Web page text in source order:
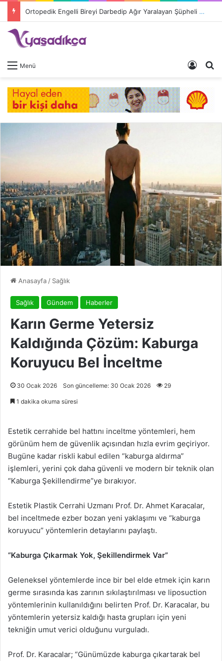
Ortopedik Engelli Bireyi Darbedip Ağır Yaralayan Şüpheli Tutuklandı
Menü Giriş
Anasayfa / Sağlık
Sağlık Gündem Haberler
Karın Germe Yetersiz
Kaldığında Çözüm: Kaburga
Koruyucu Bel İnceltme
30 Ocak 2026 Son güncelleme: 30 Ocak 2026 29
1 dakika okuma süresi
Estetik cerrahide bel hattını inceltme yöntemleri, hem
görünüm hem de güvenlik açısından hızla evrim geçiriyor.
Bugüne kadar riskli kabul edilen “kaburga aldırma”
işlemleri, yerini çok daha güvenli ve modern bir teknik olan
“Kaburga Şekillendirme”ye bırakıyor.
Estetik Plastik Cerrahi Uzmanı Prof. Dr. Ahmet Karacalar,
bel inceltmede ezber bozan yeni yaklaşımı ve “kaburga
koruyucu” yöntemlerin detaylarını paylaştı.
“Kaburga Çıkarmak Yok, Şekillendirmek Var”
Geleneksel yöntemlerde ince bir bel elde etmek için karın
germe sırasında kas zarının sıkılaştırılması ve liposuction
yöntemlerinin kullanıldığını belirten Prof. Dr. Karacalar, bu
yöntemlerin yetersiz kaldığı hasta grupları için yeni
tekniğin umut verici olduğunu vurguladı.
Prof. Dr. Karacalar; “Günümüzde kaburga çıkartarak bel